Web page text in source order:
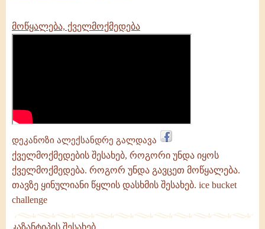
პასუხი
ვიდეო
მოწყალება, ქველმოქმედება
დეკანოზი ალექსანდრე გალდავა
ქველმოქმედების შესახებ, როგორი უნდა იყოს
ქველმოქმედება. როგორ უნდა გავცეთ მოწყალება.
თავზე ყინულიანი წყლის დასხმის შესახებ. ice bucket
challenge
კაზანტიპის შესახებ